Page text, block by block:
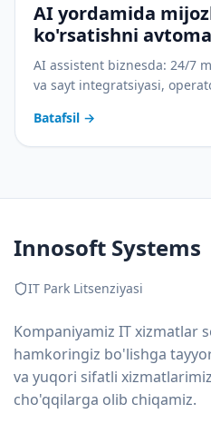
AI yordamida
ko'rsatishni
AI assistent biznesda: 24/7
va sayt integratsiyasi,
Batafsil →
Innosoft Systems
IT Park Litsenziyasi
Kompaniyamiz IT xizmatlar
hamkoringiz bo'lishga
va yuqori sifatli
cho'qqilarga olib chiqamiz.